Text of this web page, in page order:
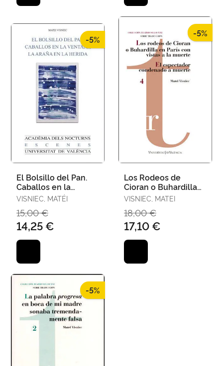
-5%
El Bolsillo del Pan.
Caballos en la
Ventana. La Araña en
la Herida
VISNIEC, MATÉI
15,00 €
14,25 €
-5%
Los Rodeos de
Cioran o Buhardilla
en París con Vistas a
la Muerte/ el
Espectador
VISNIEC, MATEI
18,00 €
17,10 €
-5%